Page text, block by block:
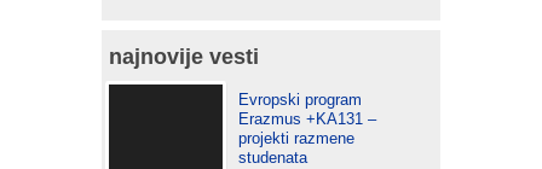
najnovije vesti
Evropski program
Erazmus +KA131 –
projekti razmene
studenata